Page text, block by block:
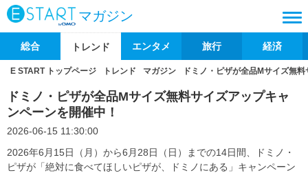
マガジン
総合 トレンド エンタメ 旅行 経済
E START トップページ トレンド マガジン ドミノ・ピザが全品Mサイズ無
ドミノ・ピザが全品Mサイズ無料サイズアップキャ
ンペーンを開催中！
2026-06-15 11:30:00
2026年6月15日（月）から6月28日（日）までの14日間、ドミノ・
ピザが「絶対に食べてほしいピザが、ドミノにある」キャンペーン